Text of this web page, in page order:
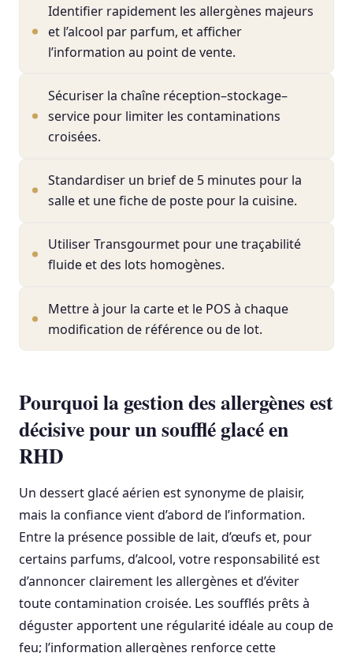
Identifier rapidement les allergènes majeurs
et l’alcool par parfum, et afficher
l’information au point de vente.
Sécuriser la chaîne réception–stockage–
service pour limiter les contaminations
croisées.
Standardiser un brief de 5 minutes pour la
salle et une fiche de poste pour la cuisine.
Utiliser Transgourmet pour une traçabilité
fluide et des lots homogènes.
Mettre à jour la carte et le POS à chaque
modification de référence ou de lot.
Pourquoi la gestion des allergènes est
décisive pour un soufflé glacé en
RHD
Un dessert glacé aérien est synonyme de plaisir,
mais la confiance vient d’abord de l’information.
Entre la présence possible de lait, d’œufs et, pour
certains parfums, d’alcool, votre responsabilité est
d’annoncer clairement les allergènes et d’éviter
toute contamination croisée. Les soufflés prêts à
déguster apportent une régularité idéale au coup de
feu; l’information allergènes renforce cette